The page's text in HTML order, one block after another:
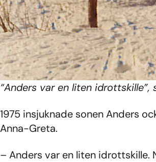
“Anders var en liten idrottskille”,
1975 insjuknade sonen Anders
Anna-Greta.
– Anders var en liten idrottskille.